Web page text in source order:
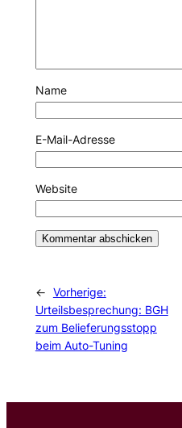
Name
E-Mail-Adresse
Website
← Vorherige:
Urteilsbesprechung: BGH
zum Belieferungsstopp
beim Auto-Tuning